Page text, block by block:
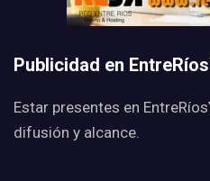
Publicidad en
Estar presentes en
difusión y alcance.